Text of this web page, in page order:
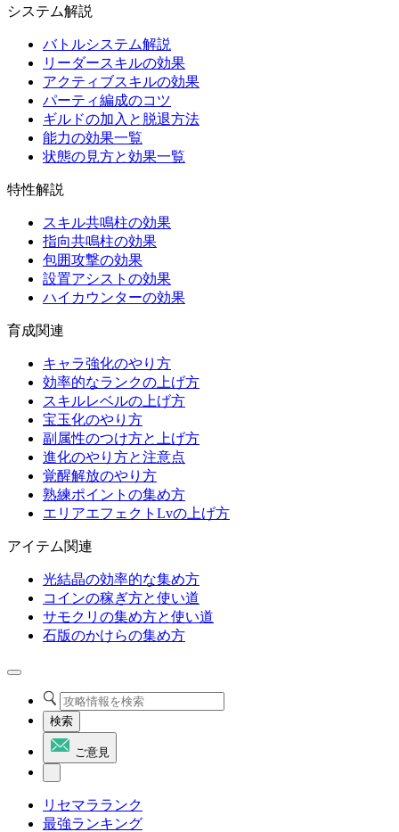
システム解説
バトルシステム解説
リーダースキルの効果
アクティブスキルの効果
パーティ編成のコツ
ギルドの加入と脱退方法
能力の効果一覧
状態の見方と効果一覧
特性解説
スキル共鳴柱の効果
指向共鳴柱の効果
包囲攻撃の効果
設置アシストの効果
ハイカウンターの効果
育成関連
キャラ強化のやり方
効率的なランクの上げ方
スキルレベルの上げ方
宝玉化のやり方
副属性のつけ方と上げ方
進化のやり方と注意点
覚醒解放のやり方
熟練ポイントの集め方
エリアエフェクトLvの上げ方
アイテム関連
光結晶の効率的な集め方
コインの稼ぎ方と使い道
サモクリの集め方と使い道
石版のかけらの集め方
検索
ご意見
リセマラランク
最強ランキング